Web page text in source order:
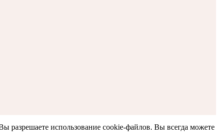
разрешаете использование cookie-файлов. Вы всегда можете